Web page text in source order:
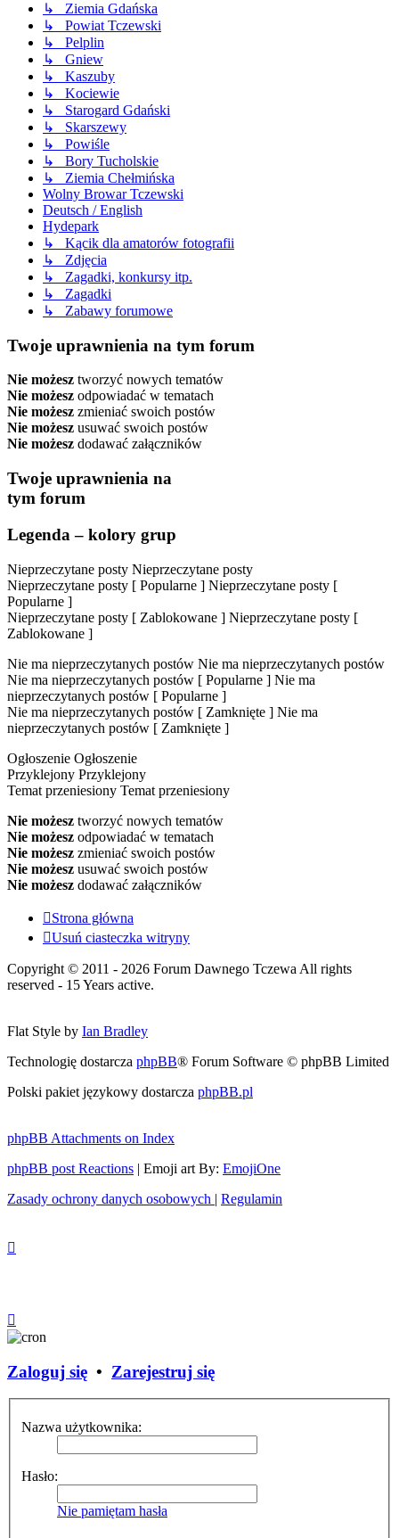
↳ Ziemia Gdańska
↳ Powiat Tczewski
↳ Pelplin
↳ Gniew
↳ Kaszuby
↳ Kociewie
↳ Starogard Gdański
↳ Skarszewy
↳ Powiśle
↳ Bory Tucholskie
↳ Ziemia Chełmińska
Wolny Browar Tczewski
Deutsch / English
Hydepark
↳ Kącik dla amatorów fotografii
↳ Zdjęcia
↳ Zagadki, konkursy itp.
↳ Zagadki
↳ Zabawy forumowe
Twoje uprawnienia na tym forum
Nie możesz tworzyć nowych tematów
Nie możesz odpowiadać w tematach
Nie możesz zmieniać swoich postów
Nie możesz usuwać swoich postów
Nie możesz dodawać załączników
Twoje uprawnienia na
tym forum
Legenda – kolory grup
Nieprzeczytane posty Nieprzeczytane posty
Nieprzeczytane posty [ Popularne ] Nieprzeczytane posty [
Popularne ]
Nieprzeczytane posty [ Zablokowane ] Nieprzeczytane posty [
Zablokowane ]
Nie ma nieprzeczytanych postów Nie ma nieprzeczytanych postów
Nie ma nieprzeczytanych postów [ Popularne ] Nie ma
nieprzeczytanych postów [ Popularne ]
Nie ma nieprzeczytanych postów [ Zamknięte ] Nie ma
nieprzeczytanych postów [ Zamknięte ]
Ogłoszenie Ogłoszenie
Przyklejony Przyklejony
Temat przeniesiony Temat przeniesiony
Nie możesz tworzyć nowych tematów
Nie możesz odpowiadać w tematach
Nie możesz zmieniać swoich postów
Nie możesz usuwać swoich postów
Nie możesz dodawać załączników
Strona główna
Usuń ciasteczka witryny
Copyright © 2011 - 2026 Forum Dawnego Tczewa All rights
reserved - 15 Years active.
Flat Style by Ian Bradley
Technologię dostarcza phpBB® Forum Software © phpBB Limited
Polski pakiet językowy dostarcza phpBB.pl
phpBB Attachments on Index
phpBB post Reactions | Emoji art By: EmojiOne
Zasady ochrony danych osobowych | Regulamin
Zaloguj się • Zarejestruj się
Nazwa użytkownika:
Hasło:
Nie pamiętam hasła